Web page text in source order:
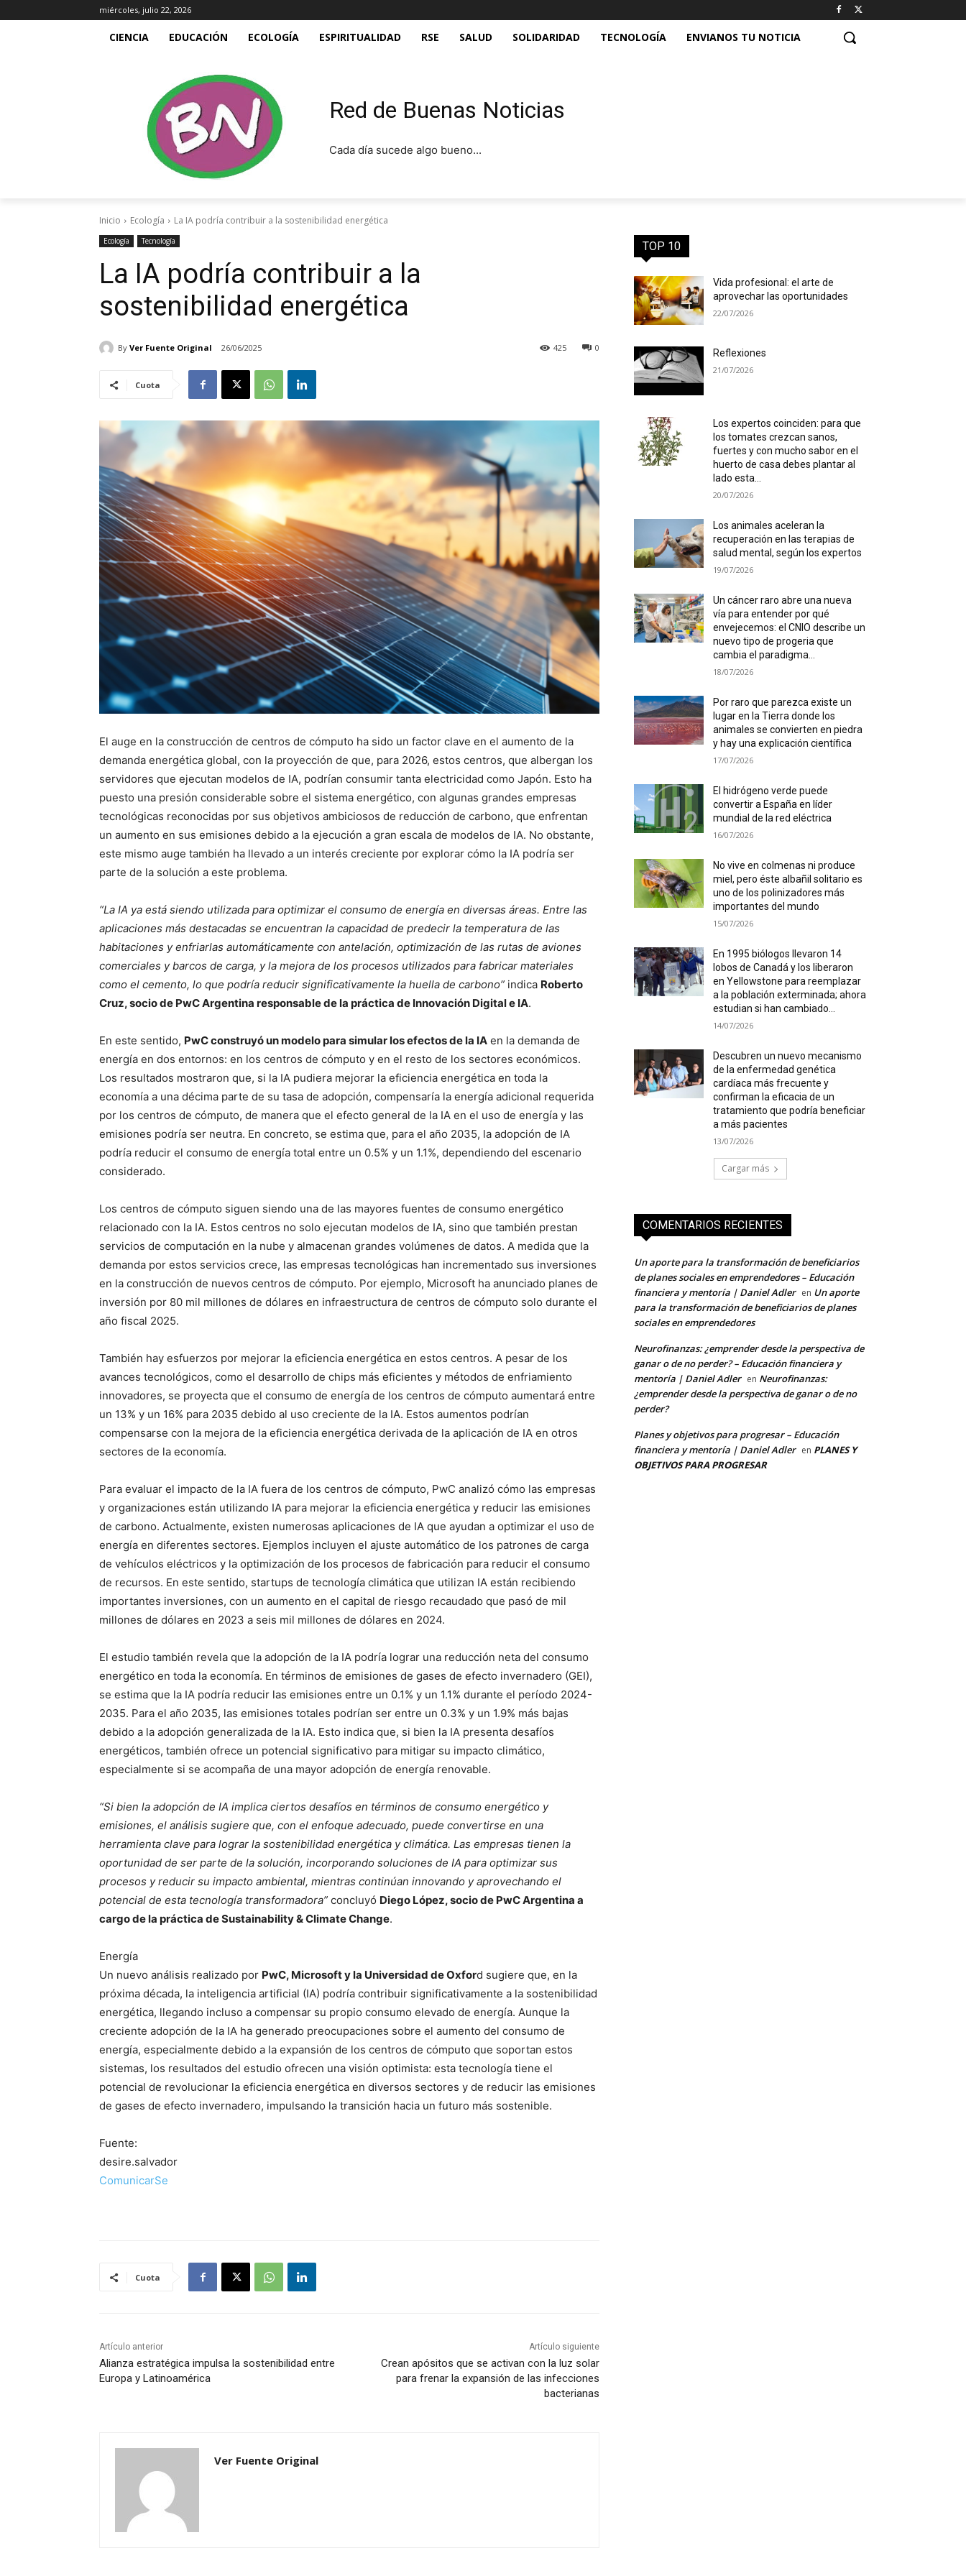
miércoles, julio 22, 2026
CIENCIA EDUCACIÓN ECOLOGÍA ESPIRITUALIDAD RSE SALUD SOLIDARIDAD TECNOLOGÍA ENVIANOS TU NOTICIA
Red de Buenas Noticias
Cada día sucede algo bueno...
Inicio Ecología La IA podría contribuir a la sostenibilidad energética
Ecología Tecnología
La IA podría contribuir a la
sostenibilidad energética
By Ver Fuente Original 26/06/2025 0
425
Cuota
El auge en la construcción de centros de cómputo ha sido un factor clave en el aumento de la
demanda energética global, con la proyección de que, para 2026, estos centros, que albergan los
servidores que ejecutan modelos de IA, podrían consumir tanta electricidad como Japón. Esto ha
puesto una presión considerable sobre el sistema energético, con algunas grandes empresas
tecnológicas reconocidas por sus objetivos ambiciosos de reducción de carbono, que enfrentan
un aumento en sus emisiones debido a la ejecución a gran escala de modelos de IA. No obstante,
este mismo auge también ha llevado a un interés creciente por explorar cómo la IA podría ser
parte de la solución a este problema.
“La IA ya está siendo utilizada para optimizar el consumo de energía en diversas áreas. Entre las
aplicaciones más destacadas se encuentran la capacidad de predecir la temperatura de las
habitaciones y enfriarlas automáticamente con antelación, optimización de las rutas de aviones
comerciales y barcos de carga, y la mejora de los procesos utilizados para fabricar materiales
como el cemento, lo que podría reducir significativamente la huella de carbono” indica Roberto
Cruz, socio de PwC Argentina responsable de la práctica de Innovación Digital e IA.
En este sentido, PwC construyó un modelo para simular los efectos de la IA en la demanda de
energía en dos entornos: en los centros de cómputo y en el resto de los sectores económicos.
Los resultados mostraron que, si la IA pudiera mejorar la eficiencia energética en toda la
economía a una décima parte de su tasa de adopción, compensaría la energía adicional requerida
por los centros de cómputo, de manera que el efecto general de la IA en el uso de energía y las
emisiones podría ser neutra. En concreto, se estima que, para el año 2035, la adopción de IA
podría reducir el consumo de energía total entre un 0.5% y un 1.1%, dependiendo del escenario
considerado.
Los centros de cómputo siguen siendo una de las mayores fuentes de consumo energético
relacionado con la IA. Estos centros no solo ejecutan modelos de IA, sino que también prestan
servicios de computación en la nube y almacenan grandes volúmenes de datos. A medida que la
demanda por estos servicios crece, las empresas tecnológicas han incrementado sus inversiones
en la construcción de nuevos centros de cómputo. Por ejemplo, Microsoft ha anunciado planes de
inversión por 80 mil millones de dólares en infraestructura de centros de cómputo solo durante el
año fiscal 2025.
También hay esfuerzos por mejorar la eficiencia energética en estos centros. A pesar de los
avances tecnológicos, como el desarrollo de chips más eficientes y métodos de enfriamiento
innovadores, se proyecta que el consumo de energía de los centros de cómputo aumentará entre
un 13% y un 16% para 2035 debido al uso creciente de la IA. Estos aumentos podrían
compensarse con la mejora de la eficiencia energética derivada de la aplicación de IA en otros
sectores de la economía.
Para evaluar el impacto de la IA fuera de los centros de cómputo, PwC analizó cómo las empresas
y organizaciones están utilizando IA para mejorar la eficiencia energética y reducir las emisiones
de carbono. Actualmente, existen numerosas aplicaciones de IA que ayudan a optimizar el uso de
energía en diferentes sectores. Ejemplos incluyen el ajuste automático de los patrones de carga
de vehículos eléctricos y la optimización de los procesos de fabricación para reducir el consumo
de recursos. En este sentido, startups de tecnología climática que utilizan IA están recibiendo
importantes inversiones, con un aumento en el capital de riesgo recaudado que pasó de mil
millones de dólares en 2023 a seis mil millones de dólares en 2024.
El estudio también revela que la adopción de la IA podría lograr una reducción neta del consumo
energético en toda la economía. En términos de emisiones de gases de efecto invernadero (GEI),
se estima que la IA podría reducir las emisiones entre un 0.1% y un 1.1% durante el período 2024-
2035. Para el año 2035, las emisiones totales podrían ser entre un 0.3% y un 1.9% más bajas
debido a la adopción generalizada de la IA. Esto indica que, si bien la IA presenta desafíos
energéticos, también ofrece un potencial significativo para mitigar su impacto climático,
especialmente si se acompaña de una mayor adopción de energía renovable.
“Si bien la adopción de IA implica ciertos desafíos en términos de consumo energético y
emisiones, el análisis sugiere que, con el enfoque adecuado, puede convertirse en una
herramienta clave para lograr la sostenibilidad energética y climática. Las empresas tienen la
oportunidad de ser parte de la solución, incorporando soluciones de IA para optimizar sus
procesos y reducir su impacto ambiental, mientras continúan innovando y aprovechando el
potencial de esta tecnología transformadora” concluyó Diego López, socio de PwC Argentina a
cargo de la práctica de Sustainability & Climate Change.
Energía
Un nuevo análisis realizado por PwC, Microsoft y la Universidad de Oxford sugiere que, en la
próxima década, la inteligencia artificial (IA) podría contribuir significativamente a la sostenibilidad
energética, llegando incluso a compensar su propio consumo elevado de energía. Aunque la
creciente adopción de la IA ha generado preocupaciones sobre el aumento del consumo de
energía, especialmente debido a la expansión de los centros de cómputo que soportan estos
sistemas, los resultados del estudio ofrecen una visión optimista: esta tecnología tiene el
potencial de revolucionar la eficiencia energética en diversos sectores y de reducir las emisiones
de gases de efecto invernadero, impulsando la transición hacia un futuro más sostenible.
Fuente:
desire.salvador
ComunicarSe
Cuota
Artículo anterior
Alianza estratégica impulsa la sostenibilidad entre
Europa y Latinoamérica
Artículo siguiente
Crean apósitos que se activan con la luz solar
para frenar la expansión de las infecciones
bacterianas
Ver Fuente Original
TOP 10
Vida profesional: el arte de
aprovechar las oportunidades
22/07/2026
Reflexiones
21/07/2026
Los expertos coinciden: para que
los tomates crezcan sanos,
fuertes y con mucho sabor en el
huerto de casa debes plantar al
lado esta...
20/07/2026
Los animales aceleran la
recuperación en las terapias de
salud mental, según los expertos
19/07/2026
Un cáncer raro abre una nueva
vía para entender por qué
envejecemos: el CNIO describe un
nuevo tipo de progeria que
cambia el paradigma...
18/07/2026
Por raro que parezca existe un
lugar en la Tierra donde los
animales se convierten en piedra
y hay una explicación científica
17/07/2026
El hidrógeno verde puede
convertir a España en líder
mundial de la red eléctrica
16/07/2026
No vive en colmenas ni produce
miel, pero éste albañil solitario es
uno de los polinizadores más
importantes del mundo
15/07/2026
En 1995 biólogos llevaron 14
lobos de Canadá y los liberaron
en Yellowstone para reemplazar
a la población exterminada; ahora
estudian si han cambiado...
14/07/2026
Descubren un nuevo mecanismo
de la enfermedad genética
cardíaca más frecuente y
confirman la eficacia de un
tratamiento que podría beneficiar
a más pacientes
13/07/2026
Cargar más
COMENTARIOS RECIENTES
Un aporte para la transformación de beneficiarios
de planes sociales en emprendedores – Educación
financiera y mentoría | Daniel Adler en Un aporte
para la transformación de beneficiarios de planes
sociales en emprendedores
Neurofinanzas: ¿emprender desde la perspectiva de
ganar o de no perder? – Educación financiera y
mentoría | Daniel Adler en Neurofinanzas:
¿emprender desde la perspectiva de ganar o de no
perder?
Planes y objetivos para progresar – Educación
financiera y mentoría | Daniel Adler en PLANES Y
OBJETIVOS PARA PROGRESAR